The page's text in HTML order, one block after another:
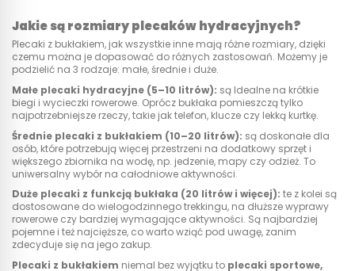
Jakie są rozmiary plecaków hydracyjnych?
Plecaki z bukłakiem, jak wszystkie inne mają różne rozmiary, dzięki
czemu można je dopasować do różnych zastosowań. Możemy je
podzielić na 3 rodzaje: małe, średnie i duże.
Małe plecaki hydracyjne (5–10 litrów): są Idealne na krótkie
biegi i wycieczki rowerowe. Oprócz bukłaka pomieszczą tylko
najpotrzebniejsze rzeczy, takie jak telefon, klucze czy lekką kurtkę.
Średnie plecaki z bukłakiem (10–20 litrów): są doskonałe dla
osób, które potrzebują więcej przestrzeni na dodatkowy sprzęt i
większego zbiornika na wodę, np. jedzenie, mapy czy odzież. To
uniwersalny wybór na całodniowe aktywności.
Duże plecaki z funkcją bukłaka (20 litrów i więcej): te z kolei są
dostosowane do wielogodzinnego trekkingu, na dłuższe wyprawy
rowerowe czy bardziej wymagające aktywności. Są najbardziej
pojemne i też najcięższe, co warto wziąć pod uwagę, zanim
zdecyduje się na jego zakup.
Plecaki z bukłakiem niemal bez wyjątku to plecaki sportowe,